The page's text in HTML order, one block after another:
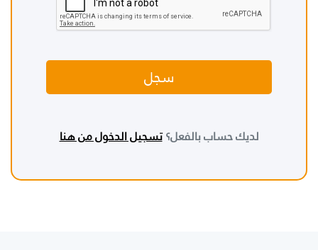
سجل
لديك حساب بالفعل؟تسجيل الدخول من هنا